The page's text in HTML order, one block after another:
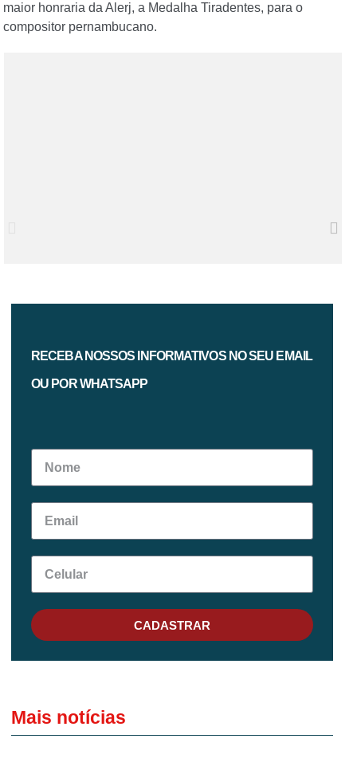
maior honraria da Alerj, a Medalha Tiradentes, para o
compositor pernambucano.
RECEBA NOSSOS INFORMATIVOS NO SEU EMAIL
OU POR WHATSAPP
CADASTRAR
Mais notícias